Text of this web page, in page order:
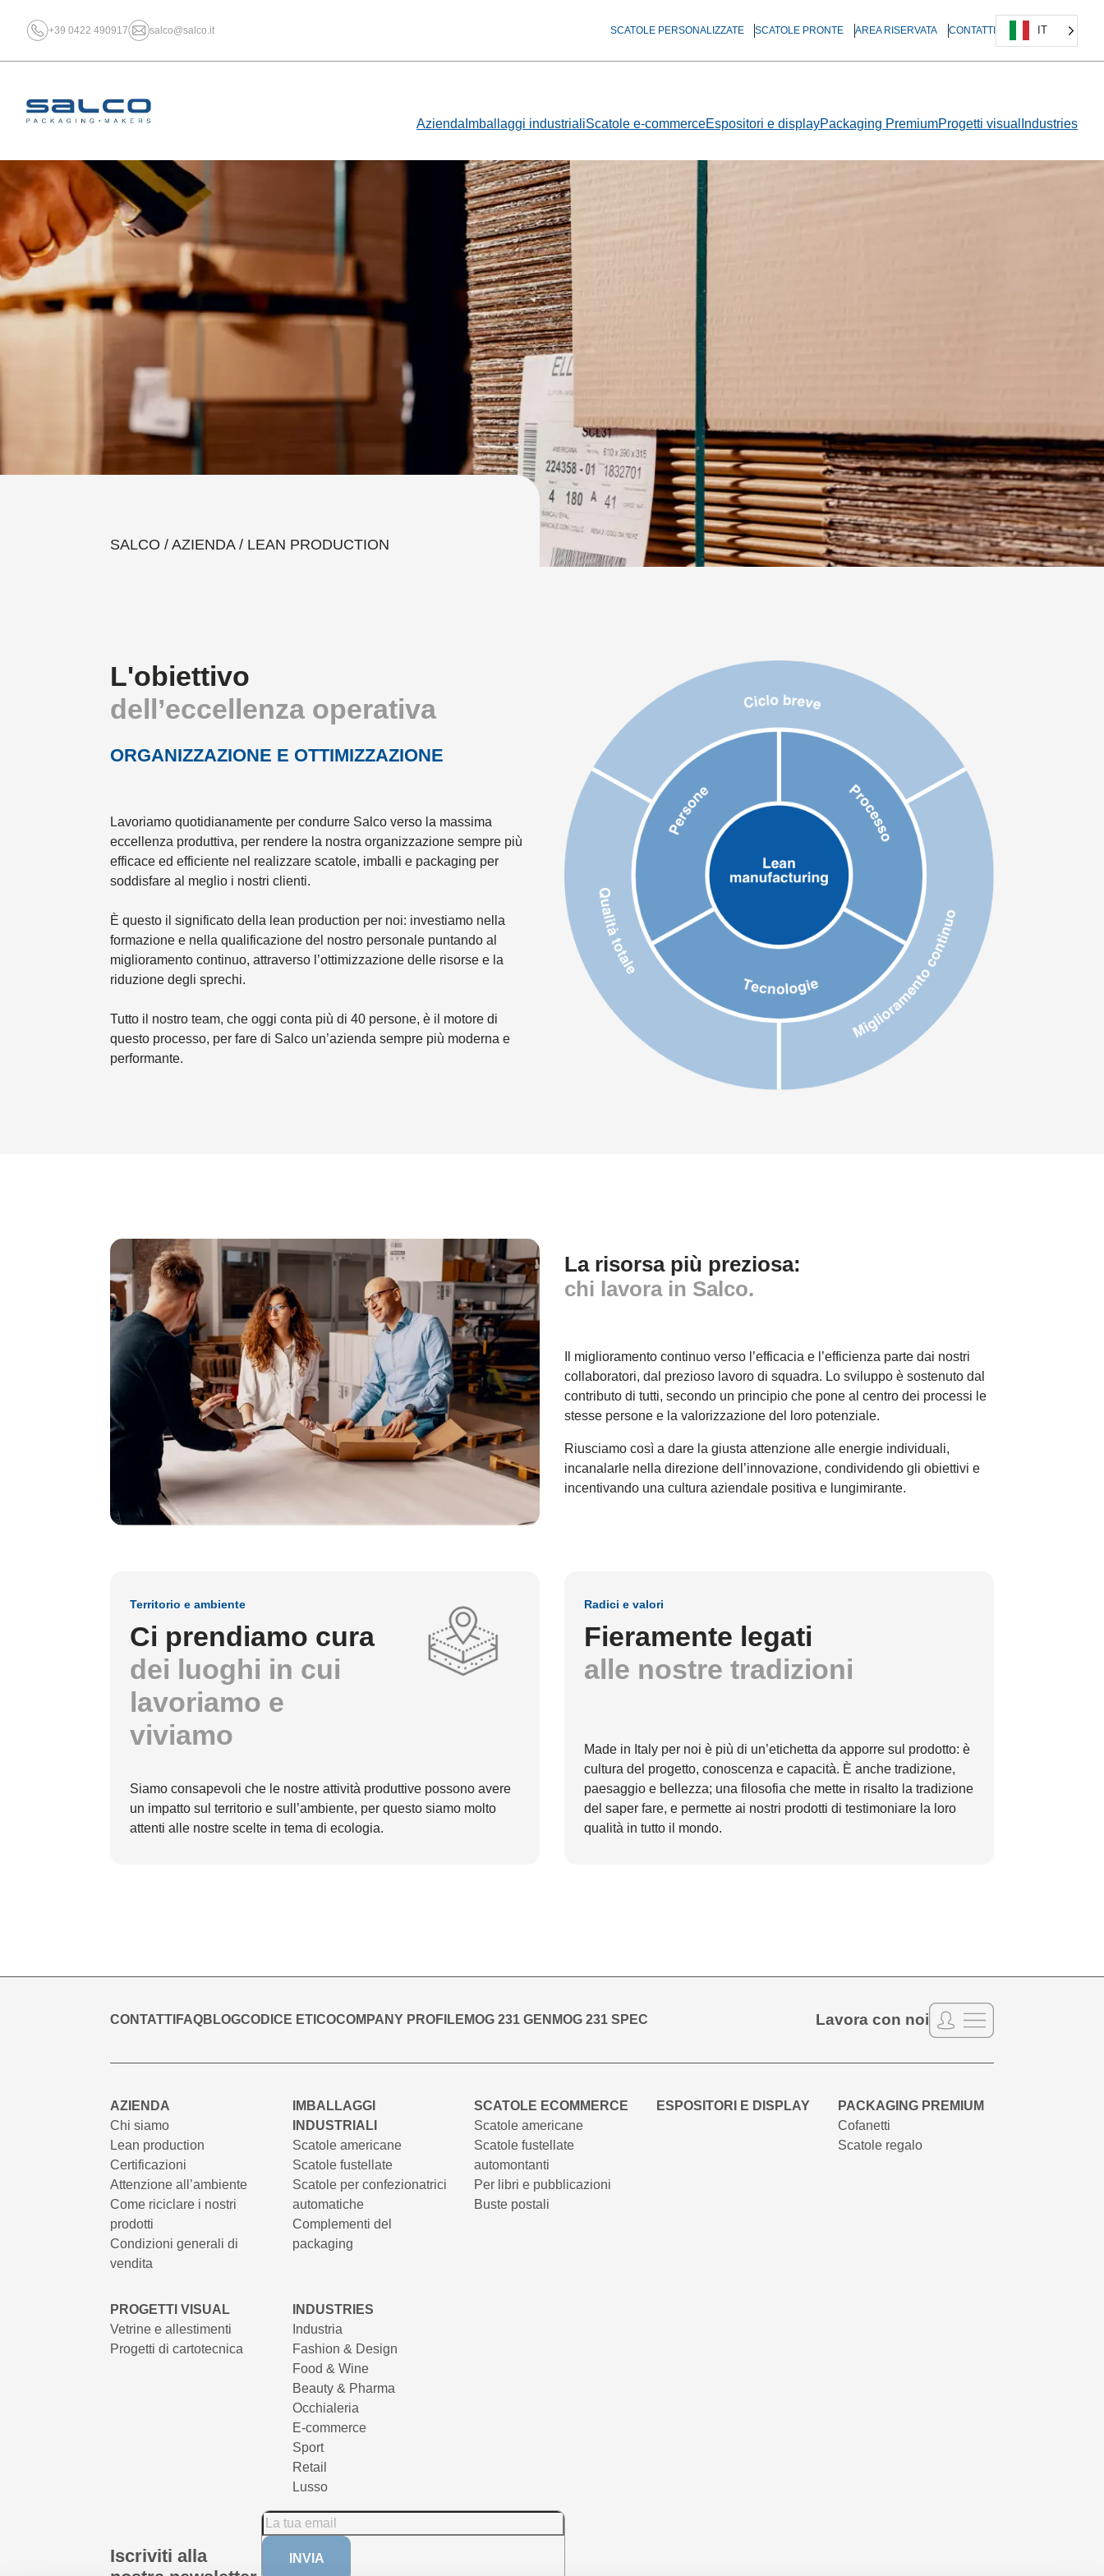
+39 0422 490917 salco@salco.it SCATOLE PERSONALIZZATE SCATOLE PRONTE AREA RISERVATA CONTATTI IT
Azienda Imballaggi industrialiScatole e-commerceEspositori e displayPackaging PremiumProgetti visual Industries
SALCO /AZIENDA/ LEAN PRODUCTION
L'obiettivo
dell’eccellenza operativa
ORGANIZZAZIONE E OTTIMIZZAZIONE
Lavoriamo quotidianamente per condurre Salco verso la massima
eccellenza produttiva, per rendere la nostra organizzazione sempre più
efficace ed efficiente nel realizzare scatole, imballi e packaging per
soddisfare al meglio i nostri clienti.
È questo il significato della lean production per noi: investiamo nella
formazione e nella qualificazione del nostro personale puntando al
miglioramento continuo, attraverso l’ottimizzazione delle risorse e la
riduzione degli sprechi.
Tutto il nostro team, che oggi conta più di 40 persone, è il motore di
questo processo, per fare di Salco un’azienda sempre più moderna e
performante.
La risorsa più preziosa:
chi lavora in Salco.
Il miglioramento continuo verso l’efficacia e l’efficienza parte dai nostri
collaboratori, dal prezioso lavoro di squadra. Lo sviluppo è sostenuto dal
contributo di tutti, secondo un principio che pone al centro dei processi le
stesse persone e la valorizzazione del loro potenziale.
Riusciamo così a dare la giusta attenzione alle energie individuali,
incanalarle nella direzione dell’innovazione, condividendo gli obiettivi e
incentivando una cultura aziendale positiva e lungimirante.
Territorio e ambiente
Ci prendiamo cura
dei luoghi in cui
lavoriamo e
viviamo
Siamo consapevoli che le nostre attività produttive possono avere
un impatto sul territorio e sull’ambiente, per questo siamo molto
attenti alle nostre scelte in tema di ecologia.
Radici e valori
Fieramente legati
alle nostre tradizioni
Made in Italy per noi è più di un’etichetta da apporre sul prodotto: è
cultura del progetto, conoscenza e capacità. È anche tradizione,
paesaggio e bellezza; una filosofia che mette in risalto la tradizione
del saper fare, e permette ai nostri prodotti di testimoniare la loro
qualità in tutto il mondo.
CONTATTI FAQBLOGCODICE ETICOCOMPANY PROFILE MOG 231 GEN MOG 231 SPEC Lavora con noi
AZIENDA
Chi siamo
Lean production
Certificazioni
Attenzione all’ambiente
Come riciclare i nostri
prodotti
Condizioni generali di
vendita
IMBALLAGGI
INDUSTRIALI
Scatole americane
Scatole fustellate
Scatole per confezionatrici
automatiche
Complementi del
packaging
SCATOLE ECOMMERCE
Scatole americane
Scatole fustellate
automontanti
Per libri e pubblicazioni
Buste postali
ESPOSITORI E DISPLAY
PACKAGING PREMIUM
Cofanetti
Scatole regalo
PROGETTI VISUAL
Vetrine e allestimenti
Progetti di cartotecnica
INDUSTRIES
Industria
Fashion & Design
Food & Wine
Beauty & Pharma
Occhialeria
E-commerce
Sport
Retail
Lusso
Iscriviti alla